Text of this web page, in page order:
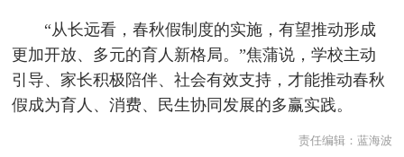
“从长远看，春秋假制度的实施，有望推动形成
更加开放、多元的育人新格局。”焦蒲说，学校主动
引导、家长积极陪伴、社会有效支持，才能推动春秋
假成为育人、消费、民生协同发展的多赢实践。
责任编辑： 蓝海波